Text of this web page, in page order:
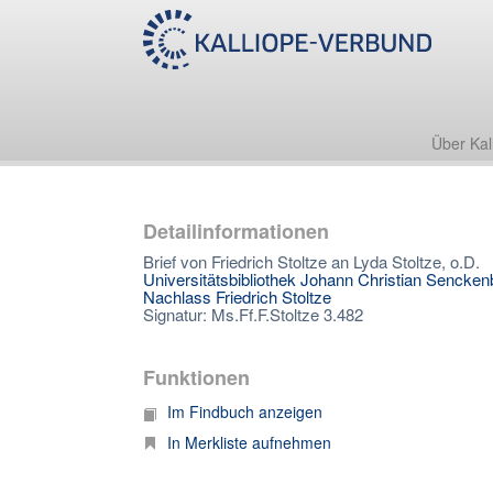
Über
Detailinformationen
Brief von Friedrich Stoltze an Lyda Stoltze, o.D.
Universitätsbibliothek Johann Christian
Nachlass Friedrich Stoltze
Signatur: Ms.Ff.F.Stoltze 3.482
Funktionen
Im Findbuch anzeigen
In Merkliste aufnehmen